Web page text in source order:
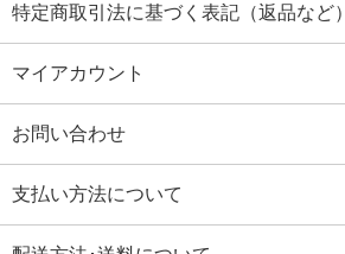
特定商取引法に基づく表記（返品など）
マイアカウント
お問い合わせ
支払い方法について